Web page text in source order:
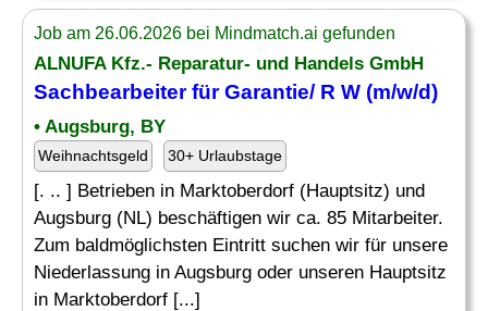
Job am 26.06.2026 bei Mindmatch.ai gefunden
ALNUFA Kfz.- Reparatur- und Handels GmbH
Sachbearbeiter fürGarantie/ R W (m/w/d)
• Augsburg, BY
Weihnachtsgeld 30+ Urlaubstage
[. .. ] Betrieben in Marktoberdorf (Hauptsitz) und
Augsburg (NL) beschäftigen wir ca. 85 Mitarbeiter.
Zum baldmöglichsten Eintritt suchen wir für unsere
Niederlassung in Augsburg oder unseren Hauptsitz
in Marktoberdorf [...]